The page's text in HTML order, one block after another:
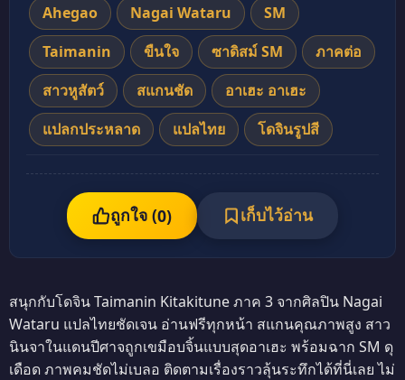
Ahegao
Nagai Wataru
SM
Taimanin
ขืนใจ ซาดิสม์ SM
ภาคต่อ
สาวหูสัตว์
สแกนชัด
อาเฮะ อาเฮะ
แปลกประหลาด
แปลไทย โดจินรูปสี
ถูกใจ (0) เก็บไว้อ่าน
สนุกกับโดจิน Taimanin Kitakitune ภาค 3 จากศิลปิน Nagai
Wataru แปลไทยชัดเจน อ่านฟรีทุกหน้า สแกนคุณภาพสูง สาว
นินจาในแดนปีศาจถูกเขมือบจิ้นแบบสุดอาเฮะ พร้อมฉาก SM ดุ
เดือด ภาพคมชัดไม่เบลอ ติดตามเรื่องราวลุ้นระทึกได้ที่นี่เลย ไม่